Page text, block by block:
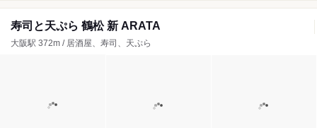
寿司と天ぷら 鶴松 新 ARATA
大阪駅 372m / 居酒屋、寿司、天ぷら